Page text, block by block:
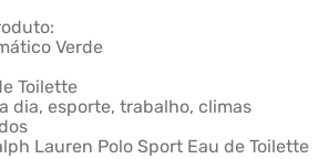
Verde
Toilette
dia, esporte, trabalho, climas
Lauren Polo Sport Eau de Toilette